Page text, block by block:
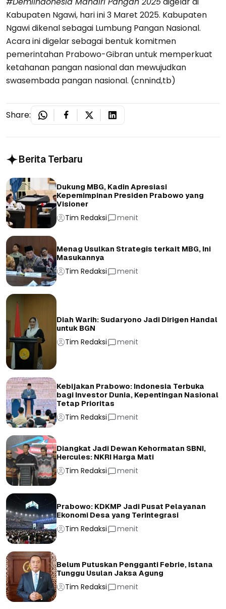
Kabupaten Ngawi, hari ini 3 Maret 2025. Kabupaten
Ngawi dikenal sebagai Lumbung Pangan Nasional.
Acara ini digelar sebagai bentuk komitmen
pemerintahan Prabowo-Gibran untuk memperkuat
ketahanan pangan nasional dan mewujudkan
swasembada pangan nasional. (cnnind,tb)
Share:
Berita Terbaru
Dukung MBG, Kadin Apresiasi
Kepemimpinan Presiden Prabowo yang
Visioner
Tim Redaksi menit
Menag Usulkan Strategis terkait MBG, Ini
Masukannya
Tim Redaksi menit
Diah Warih: Sudaryono Jadi Dirigen Handal
untuk BGN
Tim Redaksi menit
Kebijakan Prabowo: Indonesia Terbuka
bagi Investor Dunia, Kepentingan Nasional
Tetap Prioritas
Tim Redaksi menit
Diangkat Jadi Dewan Kehormatan SBNI,
Hercules: NKRI Harga Mati
Tim Redaksi menit
Prabowo: KDKMP Jadi Pusat Pelayanan
Ekonomi Desa yang Terintegrasi
Tim Redaksi menit
Belum Putuskan Pengganti Febrie, Istana
Tunggu Usulan Jaksa Agung
Tim Redaksi menit